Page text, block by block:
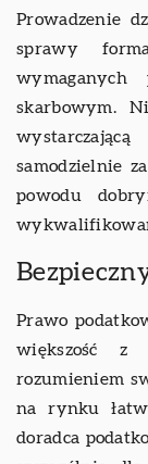
Prowadzenie
sprawy
skarbowym.
samodzielnie
powodu
Prawo
większość z
rozumieniem
na rynku
doradca